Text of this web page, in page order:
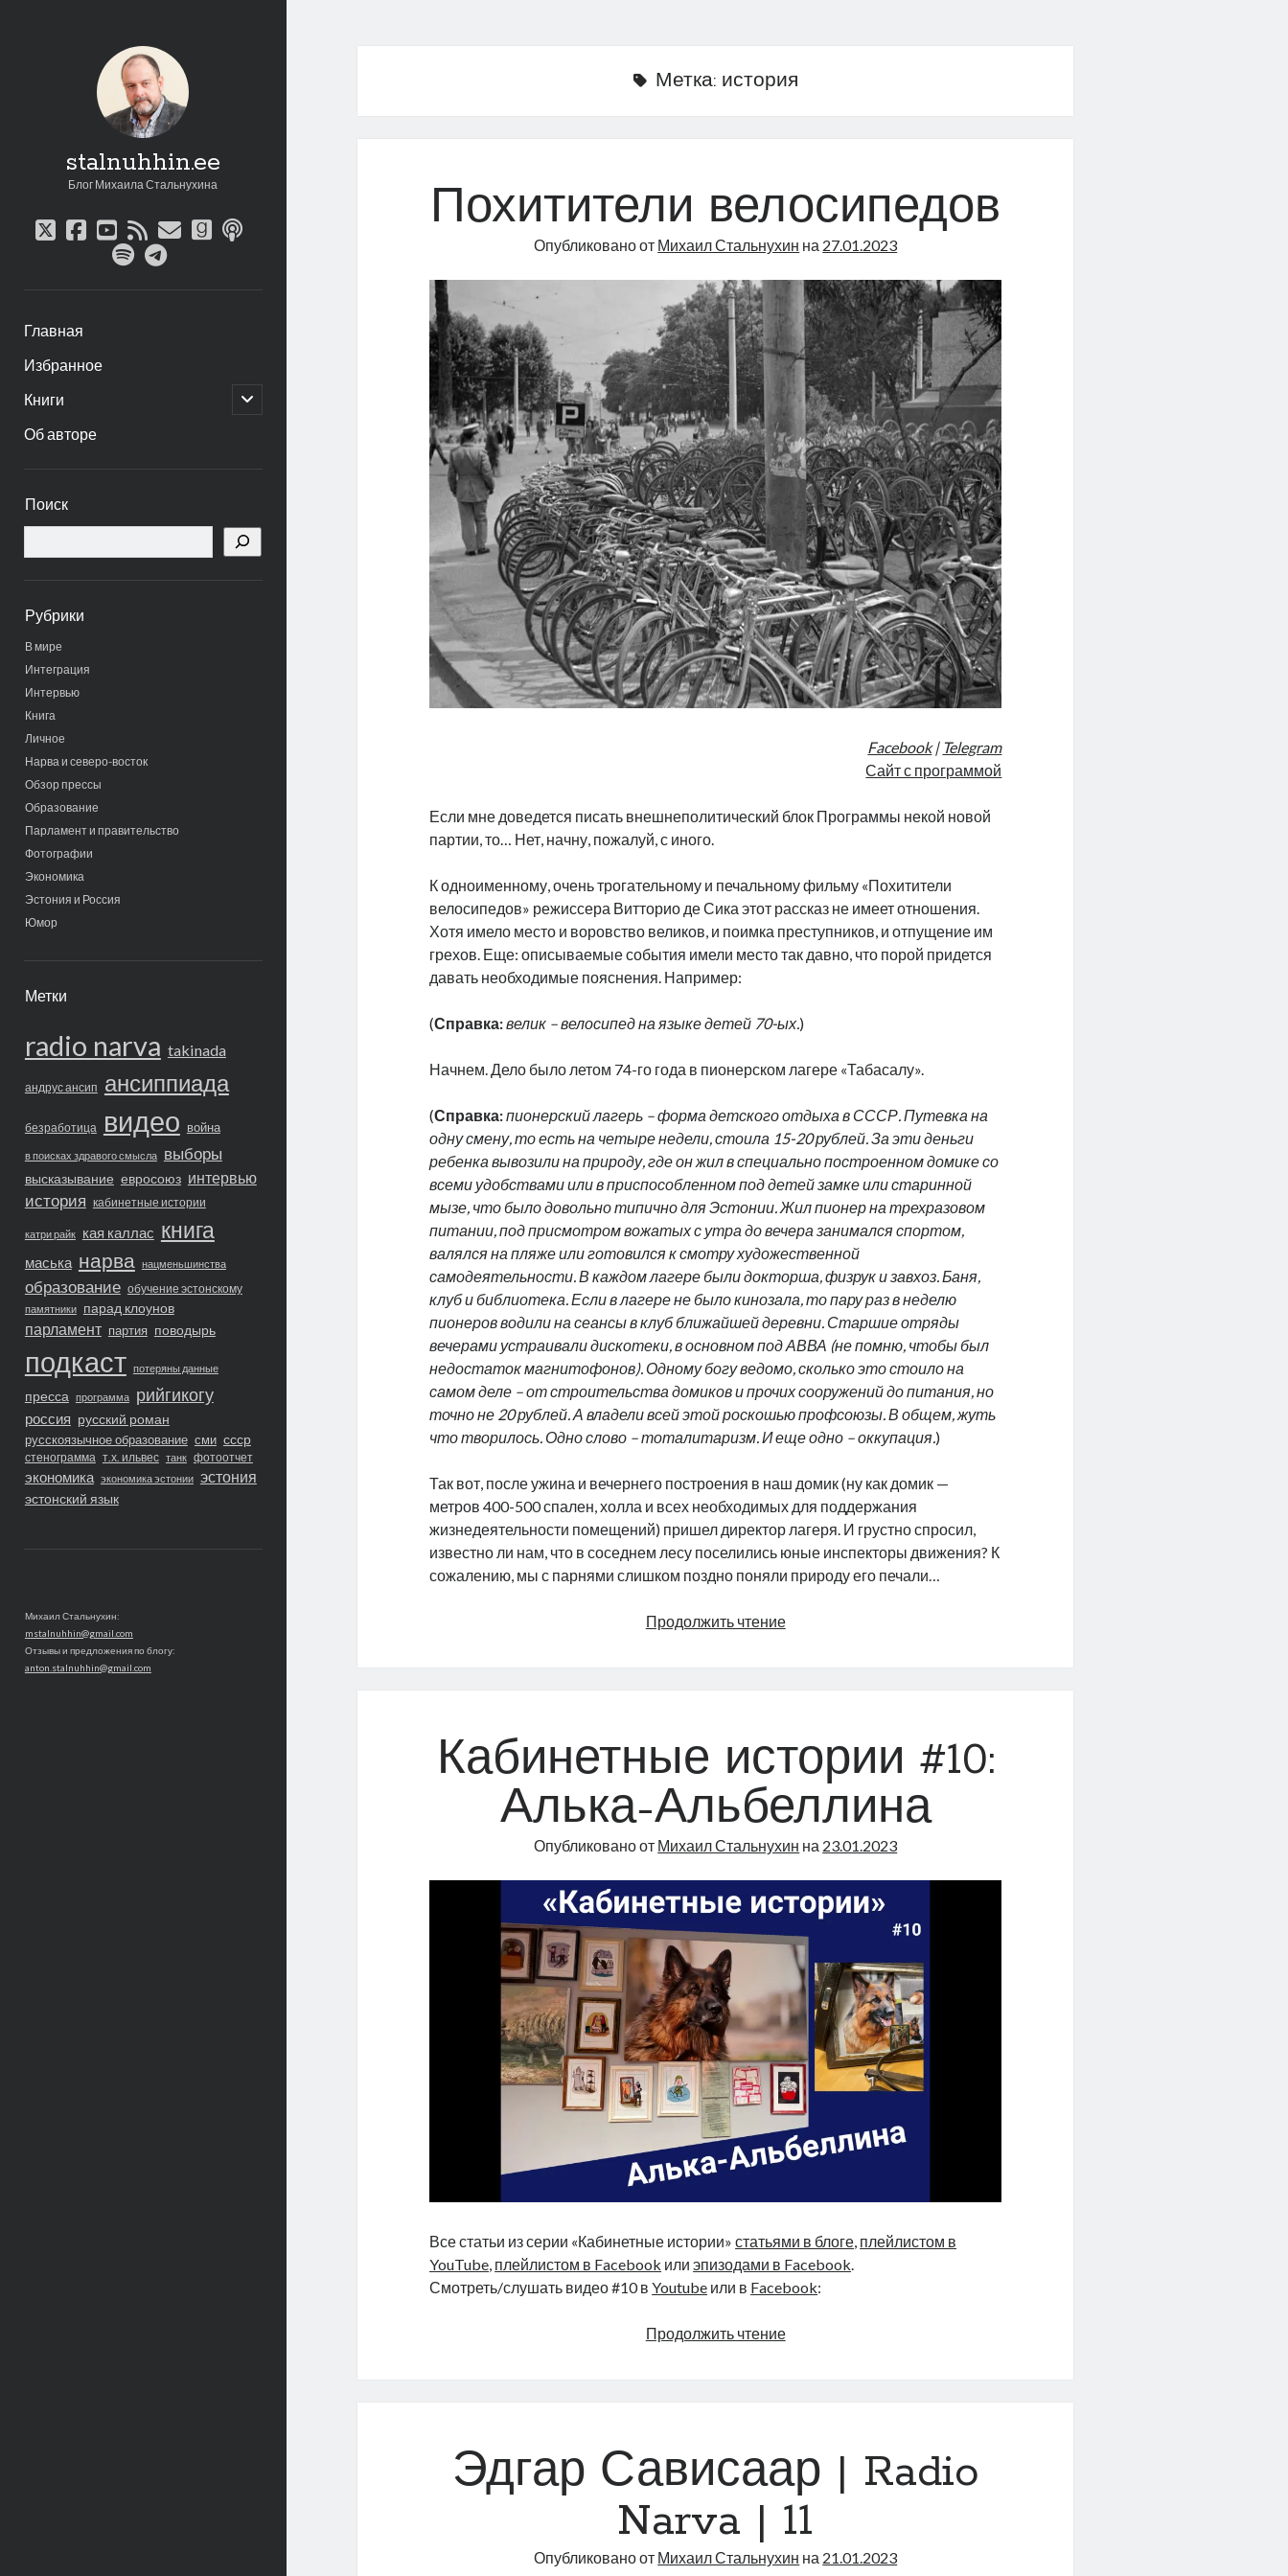
stalnuhhin.ee
Блог Михаила Стальнухина
twitter
facebook
youtube
rssemailgoodreads
podcast
spotifytelegram
Главная
Избранное
Книги
открыть
дочернее
Об авторе
панель
Поиск
Рубрики
В мире
Интеграция
Интервью
Книга
Личное
Нарва и северо-восток
Обзор прессы
Образование
Парламент и правительство
Фотографии
Экономика
Эстония и Россия
Юмор
Метки
radio narva takinada
андрус ансип ансиппиада
безработица видео война
в поисках здравого смысла выборы
высказывание евросоюз интервью
история кабинетные истории
катри райк кая каллас книга
маська нарва нацменьшинства
образование обучение эстонскому
памятники парад клоунов
парламент партия поводырь
подкаст потеряны данные
пресса программа рийгикогу
россия русский роман
русскоязычное образование сми ссср
стенограмма т.х. ильвес танк фотоотчет
экономика экономика эстонии эстония
эстонский язык
Михаил Стальнухин:
mstalnuhhin@gmail.com
Отзывы и предложения по блогу:
anton.stalnuhhin@gmail.com
Метка: история
Похитители велосипедов
Опубликовано от Михаил Стальнухин на 27.01.2023
Facebook| Telegram
Сайт с программой
Если мне доведется писать внешнеполитический блок Программы некой новой
партии, то… Нет, начну, пожалуй, с иного.
К одноименному, очень трогательному и печальному фильму «Похитители
велосипедов» режиссера Витторио де Сика этот рассказ не имеет отношения.
Хотя имело место и воровство великов, и поимка преступников, и отпущение им
грехов. Еще: описываемые события имели место так давно, что порой придется
давать необходимые пояснения. Например:
(Справка:велик – велосипед на языке детей 70-ых.)
Начнем. Дело было летом 74-го года в пионерском лагере «Табасалу».
(Справка:пионерский лагерь – форма детского отдыха в СССР. Путевка на
одну смену, то есть на четыре недели, стоила 15-20 рублей. За эти деньги
ребенка вывозили на природу, где он жил в специально построенном домике со
всеми удобствами или в приспособленном под детей замке или старинной
мызе, что было довольно типично для Эстонии. Жил пионер на трехразовом
питании, под присмотром вожатых с утра до вечера занимался спортом,
валялся на пляже или готовился к смотру художественной
самодеятельности. В каждом лагере были докторша, физрук и завхоз. Баня,
клуб и библиотека. Если в лагере не было кинозала, то пару раз в неделю
пионеров водили на сеансы в клуб ближайшей деревни. Старшие отряды
вечерами устраивали дискотеки, в основном под АВВА (не помню, чтобы был
недостаток магнитофонов). Одному богу ведомо, сколько это стоило на
самом деле – от строительства домиков и прочих сооружений до питания, но
точно не 20 рублей. А владели всей этой роскошью профсоюзы. В общем, жуть
что творилось. Одно слово – тоталитаризм. И еще одно – оккупация.)
Так вот, после ужина и вечернего построения в наш домик (ну как домик —
метров 400-500 спален, холла и всех необходимых для поддержания
жизнедеятельности помещений) пришел директор лагеря. И грустно спросил,
известно ли нам, что в соседнем лесу поселились юные инспекторы движения? К
сожалению, мы с парнями слишком поздно поняли природу его печали…
Продолжить чтениеПохитители
Кабинетные истории #10:
Алька-Альбеллина
Опубликовано от Михаил Стальнухин на 23.01.2023
Все статьи из серии «Кабинетные истории»статьями в блоге, плейлистом в
YouTube, плейлистом в Facebook илиэпизодами в Facebook.
Смотреть/слушать видео #10 вYoutube или в Facebook:
Продолжить чтениеКабинетные
Эдгар Сависаар | Radio
Narva | 11
Опубликовано от Михаил Стальнухин на 21.01.2023